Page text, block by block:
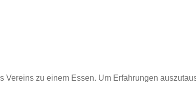
zu einem Essen. Um Erfahrungen